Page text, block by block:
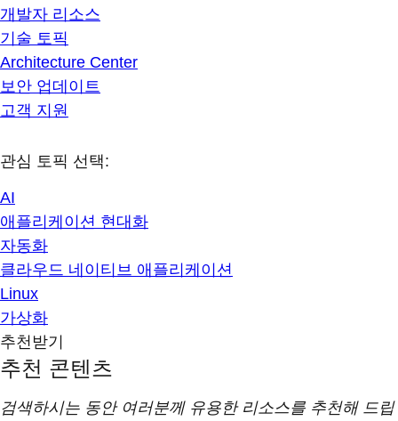
개발자 리소스
기술 토픽
Architecture Center
보안 업데이트
고객 지원
관심 토픽 선택:
AI
애플리케이션 현대화
자동화
클라우드 네이티브 애플리케이션
Linux
가상화
추천받기
추천 콘텐츠
검색하시는 동안 여러분께 유용한 리소스를 추천해 드립